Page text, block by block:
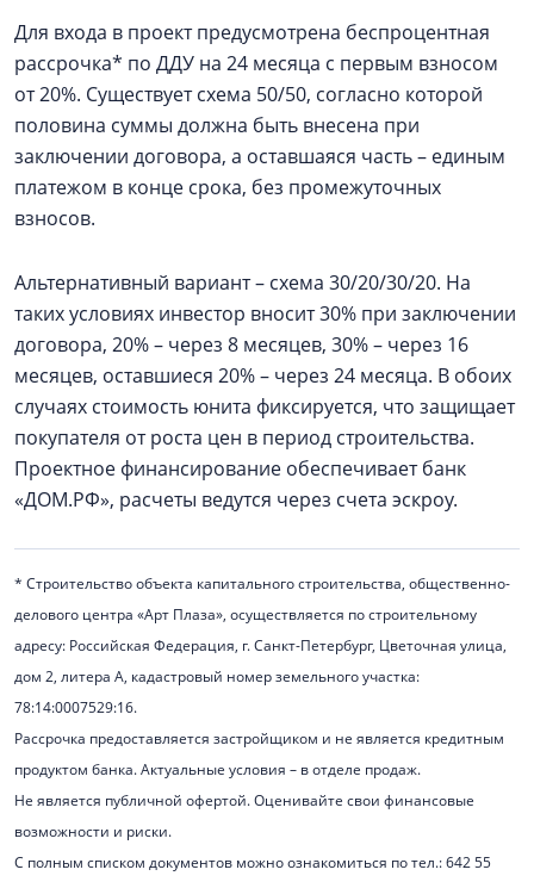
Для входа в проект предусмотрена беспроцентная
рассрочка* по ДДУ на 24 месяца с первым взносом
от 20%. Существует схема 50/50, согласно которой
половина суммы должна быть внесена при
заключении договора, а оставшаяся часть – единым
платежом в конце срока, без промежуточных
взносов.
Альтернативный вариант – схема 30/20/30/20. На
таких условиях инвестор вносит 30% при заключении
договора, 20% – через 8 месяцев, 30% – через 16
месяцев, оставшиеся 20% – через 24 месяца. В обоих
случаях стоимость юнита фиксируется, что защищает
покупателя от роста цен в период строительства.
Проектное финансирование обеспечивает банк
«ДОМ.РФ», расчеты ведутся через счета эскроу.
* Строительство объекта капитального строительства, общественно-
делового центра «Арт Плаза», осуществляется по строительному
адресу: Российская Федерация, г. Санкт-Петербург, Цветочная улица,
дом 2, литера А, кадастровый номер земельного участка:
78:14:0007529:16.
Рассрочка предоставляется застройщиком и не является кредитным
продуктом банка. Актуальные условия – в отделе продаж.
Не является публичной офертой. Оценивайте свои финансовые
возможности и риски.
С полным списком документов можно ознакомиться по тел.: 642 55